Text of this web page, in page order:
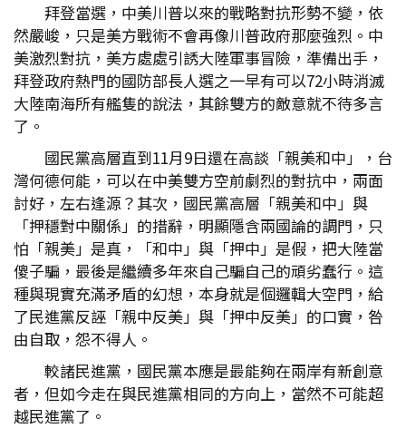
拜登當選，中美川普以來的戰略對抗形勢不變，依
然嚴峻，只是美方戰術不會再像川普政府那麼強烈。中
美激烈對抗，美方處處引誘大陸軍事冒險，準備出手，
拜登政府熱門的國防部長人選之一早有可以72小時消滅
大陸南海所有艦隻的說法，其餘雙方的敵意就不待多言
了。
國民黨高層直到11月9日還在高談「親美和中」，台
灣何德何能，可以在中美雙方空前劇烈的對抗中，兩面
討好，左右逢源？其次，國民黨高層「親美和中」與
「押穩對中關係」的措辭，明顯隱含兩國論的調門，只
怕「親美」是真，「和中」與「押中」是假，把大陸當
傻子騙，最後是繼續多年來自己騙自己的頑劣蠢行。這
種與現實充滿矛盾的幻想，本身就是個邏輯大空門，給
了民進黨反誣「親中反美」與「押中反美」的口實，咎
由自取，怨不得人。
較諸民進黨，國民黨本應是最能夠在兩岸有新創意
者，但如今走在與民進黨相同的方向上，當然不可能超
越民進黨了。